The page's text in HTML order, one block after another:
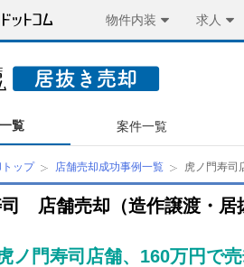
物件内装 求人
覧 案件一覧
ップ 店舗売却成功事例一覧 虎ノ門寿司
司 店舗売却（造作譲渡・居
ノ門寿司店舗、160万円で売